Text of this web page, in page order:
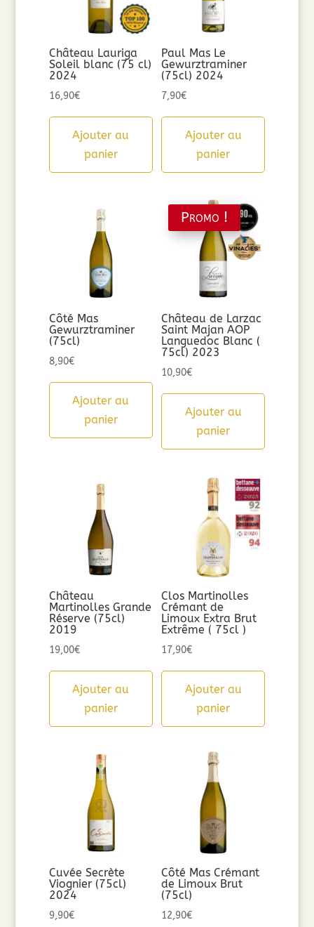
Château Lauriga
Soleil blanc (75 cl)
2024
16,90€
Ajouter au
panier
Paul Mas Le
Gewurztraminer
(75cl) 2024
7,90€
Ajouter au
panier
Côté Mas
Gewurztraminer
(75cl)
8,90€
Ajouter au
panier
Promo !
Château de Larzac
Saint Majan AOP
Languedoc Blanc (
75cl) 2023
10,90€
Ajouter au
panier
Château
Martinolles Grande
Réserve (75cl)
2019
19,00€
Ajouter au
panier
Clos Martinolles
Crémant de
Limoux Extra Brut
Extrême ( 75cl )
17,90€
Ajouter au
panier
Cuvée Secrète
Viognier (75cl)
2024
9,90€
Côté Mas Crémant
de Limoux Brut
(75cl)
12,90€